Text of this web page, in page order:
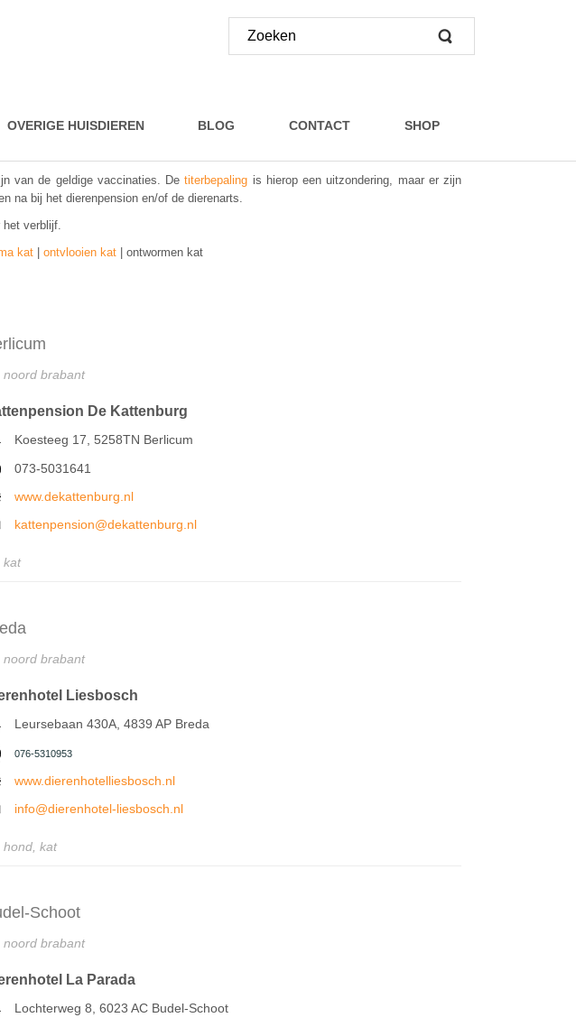
OVERIGE HUISDIEREN BLOG CONTACT SHOP
van de geldige vaccinaties. Detiterbepaling is hierop een uitzondering, maar er zijn
na bij het dierenpension en/of de dierenarts.
het verblijf.
kat ontvlooien kat | ontwormen kat
noord brabant
De Kattenburg
Koesteeg 17, 5258TN Berlicum
073-5031641
www.dekattenburg.nl
kattenpension@dekattenburg.nl
kat
noord brabant
Liesbosch
Leursebaan 430A, 4839 AP Breda
076-5310953
www.dierenhotelliesbosch.nl
info@dierenhotel-liesbosch.nl
hond, kat
Schoot
noord brabant
La Parada
Lochterweg 8, 6023 AC Budel-Schoot